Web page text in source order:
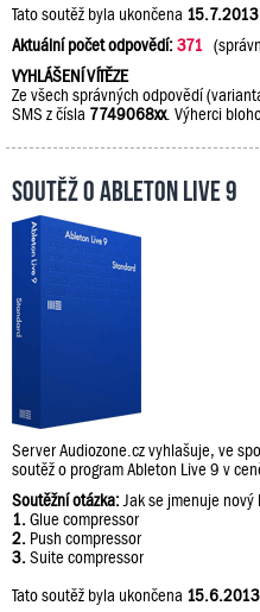
Tato soutěž byla ukončena 15.7.2013
Aktuální počet odpovědí:371
VYHLÁŠENÍ VÍTĚZE
Ze všech správných odpovědí
SMS z čísla 7749068xx. Výherci
Soutěž o Ableton Live 9
Server Audiozone.cz vyhlašuje, ve
soutěž o program Ableton Live 9 v
Soutěžní otázka: Jak se jmenuje
1. Glue compressor
2. Push compressor
3. Suite compressor
Tato soutěž byla ukončena 15.6.2013